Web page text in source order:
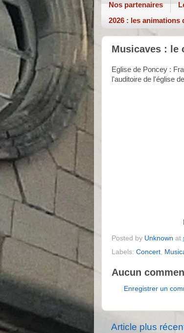
Nos partenaires
2026 : les animations
Musicaves : le
Eglise de Poncey :
l'auditoire de l'église
Posted by Unknown at
Labels: Concert
Aucun
Enregistrer un
Article plus